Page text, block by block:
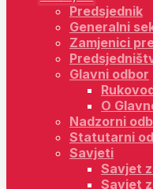
Predsjednik
Generalni
Zamjenici
Glavni odbor
O
Nadzorni
Statutarni
Savjeti
Savjet
Savjet